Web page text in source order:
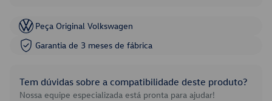
Peça Original Volkswagen
Garantia de 3 meses de fábrica
Tem dúvidas sobre a compatibilidade deste produto?
Nossa equipe especializada está pronta para ajudar!